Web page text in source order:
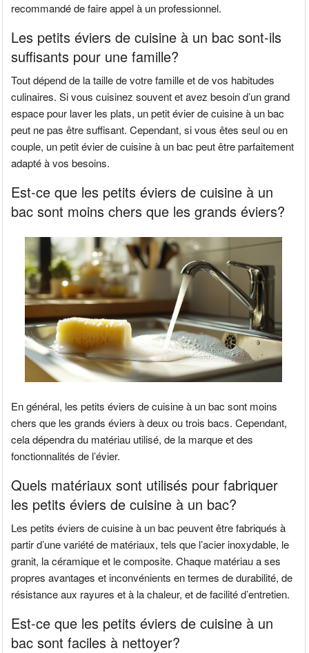
recommandé de faire appel à un professionnel.
Les petits éviers de cuisine à un bac sont-ils
suffisants pour une famille?
Tout dépend de la taille de votre famille et de vos habitudes
culinaires. Si vous cuisinez souvent et avez besoin d’un grand
espace pour laver les plats, un petit évier de cuisine à un bac
peut ne pas être suffisant. Cependant, si vous êtes seul ou en
couple, un petit évier de cuisine à un bac peut être parfaitement
adapté à vos besoins.
Est-ce que les petits éviers de cuisine à un
bac sont moins chers que les grands éviers?
En général, les petits éviers de cuisine à un bac sont moins
chers que les grands éviers à deux ou trois bacs. Cependant,
cela dépendra du matériau utilisé, de la marque et des
fonctionnalités de l’évier.
Quels matériaux sont utilisés pour fabriquer
les petits éviers de cuisine à un bac?
Les petits éviers de cuisine à un bac peuvent être fabriqués à
partir d’une variété de matériaux, tels que l’acier inoxydable, le
granit, la céramique et le composite. Chaque matériau a ses
propres avantages et inconvénients en termes de durabilité, de
résistance aux rayures et à la chaleur, et de facilité d’entretien.
Est-ce que les petits éviers de cuisine à un
bac sont faciles à nettoyer?